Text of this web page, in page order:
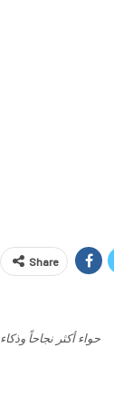
Share
حواء أكثر نجاحاً وذكاء